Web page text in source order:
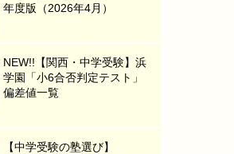
年度版（2026年4月）
NEW!!【関西・中学受験】浜
学園「小6合否判定テスト」
偏差値一覧
【中学受験の塾選び】